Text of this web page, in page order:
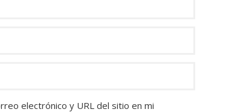
electrónico y URL del sitio en mi